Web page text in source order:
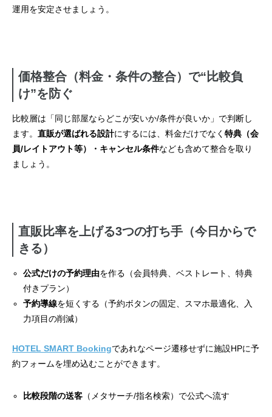
運用を安定させましょう。
価格整合（料金・条件の整合）で“比較負
け”を防ぐ
比較層は「同じ部屋ならどこが安いか/条件が良いか」で判断し
ます。 直販が選ばれる設計にするには、料金だけでなく 特典（会
員/レイトアウト等）・キャンセル条件なども含めて整合を取り
ましょう。
直販比率を上げる3つの打ち手（今日からで
きる）
公式だけの予約理由を作る（会員特典、ベストレート、特典
付きプラン）
予約導線を短くする（予約ボタンの固定、スマホ最適化、入
力項目の削減）
HOTEL SMART Bookingであれなページ遷移せずに施設HPに予
約フォームを埋め込むことができます。
比較段階の送客 （メタサーチ/指名検索）で公式へ流す